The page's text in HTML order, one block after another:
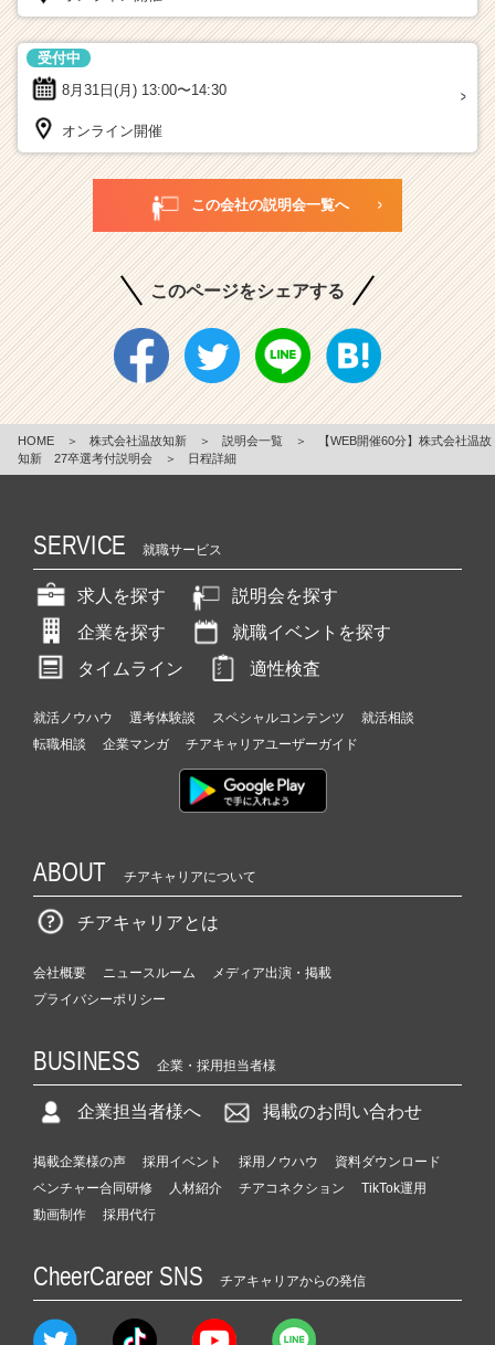
8月31日(月) 13:00〜14:30
受付中
オンライン開催
この会社の説明会一覧へ
このページをシェアする
HOME ＞ 株式会社温故知新 ＞ 説明会一覧 ＞
【WEB開催60分】株式会社温故
知新 27卒選考付説明会
＞ 日程詳細
SERVICE 就職サービス
求人を探す
説明会を探す
企業を探す
就職イベントを探す
タイムライン
適性検査
就活ノウハウ 選考体験談 スペシャルコンテンツ
就活相談
転職相談
企業マンガ チアキャリアユーザーガイド
ABOUT チアキャリアについて
チアキャリアとは
会社概要 ニュースルーム
メディア出演・掲載
プライバシーポリシー
BUSINESS 企業・採用担当者様
企業担当者様へ 掲載のお問い合わせ
掲載企業様の声 採用イベント 採用ノウハウ
資料ダウンロード
ベンチャー合同研修
人材紹介 チアコネクション
TikTok運用
動画制作
採用代行
CheerCareer SNS チアキャリアからの発信